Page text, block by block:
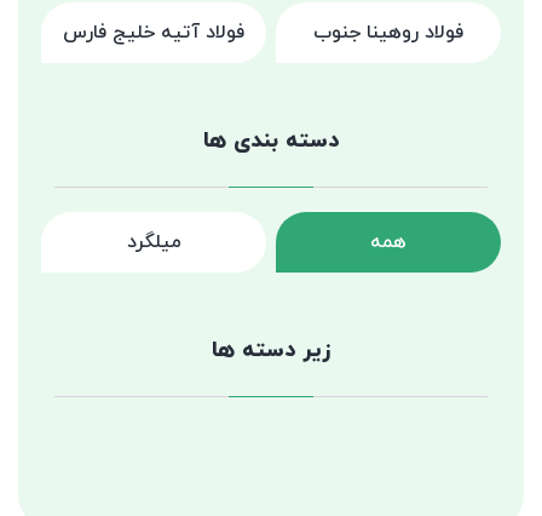
فولاد روهینا جنوب فولاد آتیه خلیج فارس
دسته بندی ها
همه میلگرد
زیر دسته ها